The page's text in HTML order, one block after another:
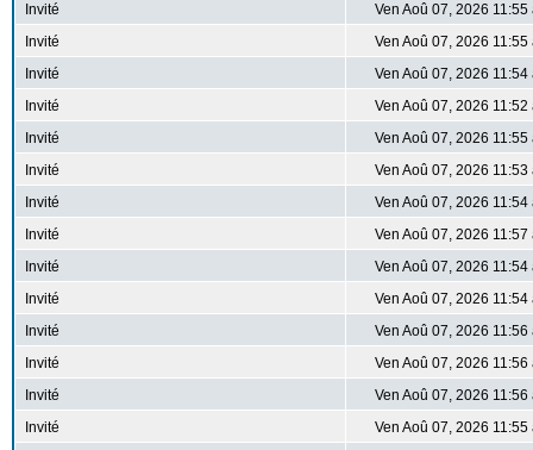
Invité
Ven Aoû 07, 2026 11:55
Invité
Ven Aoû 07, 2026 11:55
Invité
Ven Aoû 07, 2026 11:54
Invité
Ven Aoû 07, 2026 11:52
Invité
Ven Aoû 07, 2026 11:55
Invité
Ven Aoû 07, 2026 11:53
Invité
Ven Aoû 07, 2026 11:54
Invité
Ven Aoû 07, 2026 11:57
Invité
Ven Aoû 07, 2026 11:54
Invité
Ven Aoû 07, 2026 11:54
Invité
Ven Aoû 07, 2026 11:56
Invité
Ven Aoû 07, 2026 11:56
Invité
Ven Aoû 07, 2026 11:56
Invité
Ven Aoû 07, 2026 11:55